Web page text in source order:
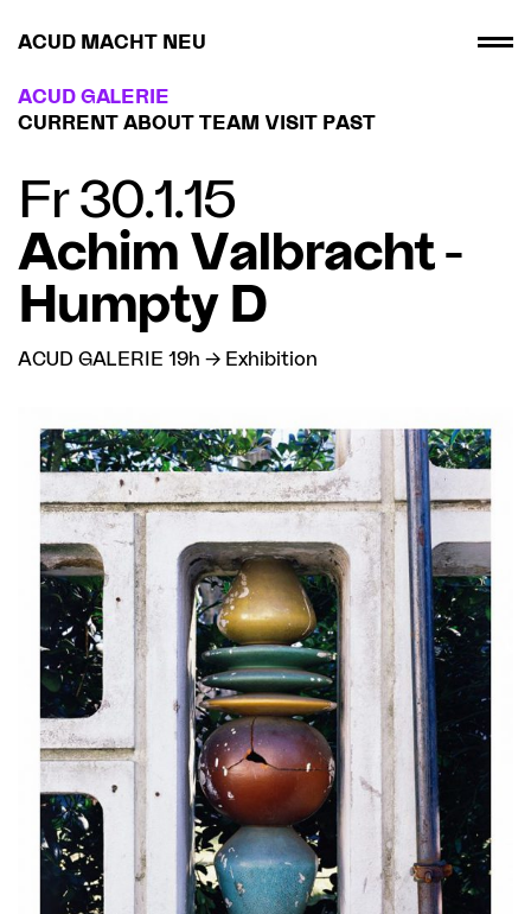
ACUD MACHT NEU
ACUD GALERIE
CURRENT ABOUT TEAM VISIT PAST
Fr 30.1.15
Achim Valbracht -
Humpty D
ACUD GALERIE 19h → Exhibition